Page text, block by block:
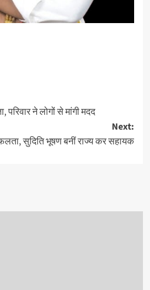
ने लोगों से मांगी मदद
Next:
सुदिति भूषण बनीं राज्य कर सहायक